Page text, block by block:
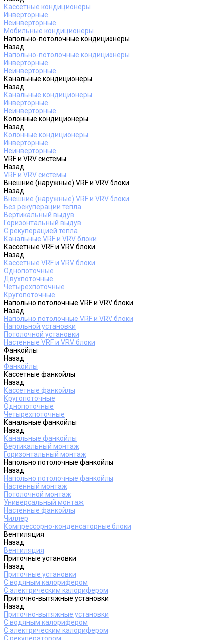
Кассетные кондиционеры
Инверторные
Неинверторные
Мобильные кондиционеры
Напольно-потолочные кондиционеры
Назад
Напольно-потолочные кондиционеры
Инверторные
Неинверторные
Канальные кондиционеры
Назад
Канальные кондиционеры
Инверторные
Неинверторные
Колонные кондиционеры
Назад
Колонные кондиционеры
Инверторные
Неинверторные
VRF и VRV системы
Назад
VRF и VRV системы
Внешние (наружные) VRF и VRV блоки
Назад
Внешние (наружные) VRF и VRV блоки
Без рекуперации тепла
Вертикальный выдув
Горизонтальный выдув
С рекуперацией тепла
Канальные VRF и VRV блоки
Кассетные VRF и VRV блоки
Назад
Кассетные VRF и VRV блоки
Однопоточные
Двухпоточные
Четырехпоточные
Кругопоточные
Напольно потолочные VRF и VRV блоки
Назад
Напольно потолочные VRF и VRV блоки
Напольной установки
Потолочной установки
Настенные VRF и VRV блоки
Фанкойлы
Назад
Фанкойлы
Кассетные фанкойлы
Назад
Кассетные фанкойлы
Кругопоточные
Однопоточные
Четырехпоточные
Канальные фанкойлы
Назад
Канальные фанкойлы
Вертикальный монтаж
Горизонтальный монтаж
Напольно потолочные фанкойлы
Назад
Напольно потолочные фанкойлы
Настенный монтаж
Потолочной монтаж
Универсальный монтаж
Настенные фанкойлы
Чиллер
Компрессорно-конденсаторные блоки
Вентиляция
Назад
Вентиляция
Приточные установки
Назад
Приточные установки
С водяным калорифером
С электрическим калорифером
Приточно-вытяжные установки
Назад
Приточно-вытяжные установки
С водяным калорифером
С электрическим калорифером
С рекуператором